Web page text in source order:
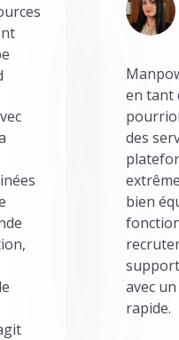
en tant
des
bien
avec
rapide.